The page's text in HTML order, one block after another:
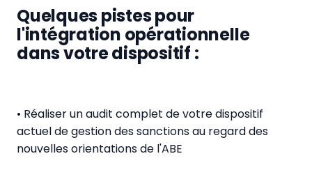
Quelques pistes pour
l'intégration opérationnelle
dans votre dispositif :
• Réaliser un audit complet de votre dispositif
actuel de gestion des sanctions au regard des
nouvelles orientations de l'ABE